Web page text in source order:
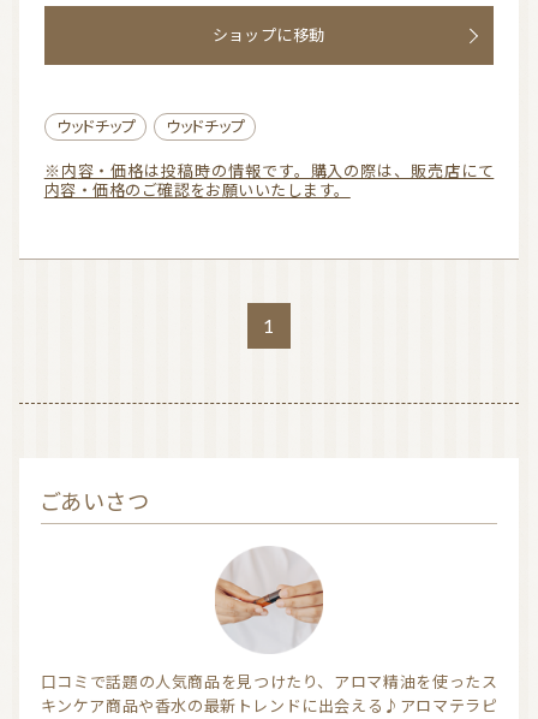
f
ショップに移動
ウッドチップ ウッドチップ
※内容・価格は投稿時の情報です。購入の際は、販売店にて
内容・価格のご確認をお願いいたします。
1
ごあいさつ
口コミで話題の人気商品を見つけたり、アロマ精油を使ったス
キンケア商品や香水の最新トレンドに出会える♪アロマテラピ